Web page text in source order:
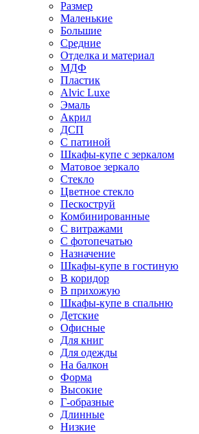
Размер
Маленькие
Большие
Средние
Отделка и материал
МДФ
Пластик
Alvic Luxe
Эмаль
Акрил
ДСП
С патиной
Шкафы-купе с зеркалом
Матовое зеркало
Стекло
Цветное стекло
Пескоструй
Комбинированные
С витражами
С фотопечатью
Назначение
Шкафы-купе в гостиную
В коридор
В прихожую
Шкафы-купе в спальню
Детские
Офисные
Для книг
Для одежды
На балкон
Форма
Высокие
Г-образные
Длинные
Низкие